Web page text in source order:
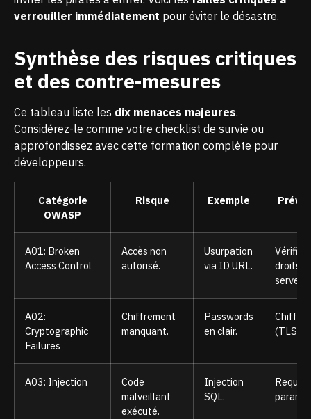
verrouiller immédiatement pour éviter le désastre.
Synthèse des risques critiques
et des contre-mesures
Ce tableau liste les dix menaces majeures.
Considérez-le comme votre checklist de survie ou
approfondissez avec cette formation complète pour
développeurs.
Catégorie
OWASP
Risque Exemple
A01: Broken
Access Control
Accès non
autorisé.
Usurpation
via ID URL.
Vérifier
droits
serveur.
A02:
Cryptographic
Failures
Chiffrement
manquant.
Passwords
en clair.
Chiffrer
(TLS/
A03: Injection
Code
malveillant
exécuté.
Injection
SQL.